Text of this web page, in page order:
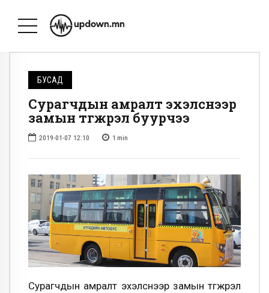
БУСАД
Сурагчдын амралт эхэлснээр
замын түгжрэл буурчээ
2019-01-07 12:10 1 min
Сурагчдын амралт эхэлснээр замын түгжрэл